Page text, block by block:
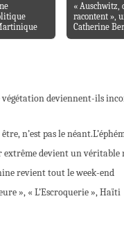
« Auschwitz,
racontent »,
Catherine
deviennent-ils
n’est pas le néant.
extrême devient un véritable
revient tout le week-end
», « L’Escroquerie », Haïti